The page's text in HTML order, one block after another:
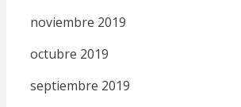
noviembre 2019
octubre 2019
septiembre 2019